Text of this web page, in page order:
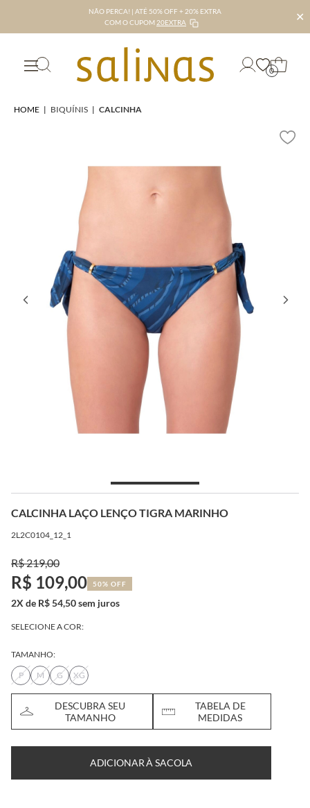
NÃO PERCA! | ATÉ 50% OFF + 20% EXTRA
COM O CUPOM 20EXTRA ✕
0
HOME | BIQUÍNIS | CALCINHA
CALCINHA LAÇO LENÇO TIGRA MARINHO
2L2C0104_12_1
R$ 219,00
R$ 109,00 50% OFF
2X de R$ 54,50 sem juros
SELECIONE A COR:
TAMANHO:
P
M G XG
DESCUBRA SEU
TAMANHO
TABELA DE
MEDIDAS
ADICIONAR À SACOLA